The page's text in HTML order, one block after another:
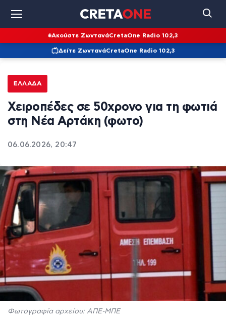
Ακούστε ΖωντανάCretaOne Radio 102,3
Δείτε ΖωντανάCretaOne Radio 102,3
ΕΛΛΆΔΑ
Χειροπέδες σε 50χρονο για τη φωτιά
στη Νέα Αρτάκη (φωτο)
06.06.2026, 20:47
Φωτογραφία αρχείου: ΑΠΕ-ΜΠΕ